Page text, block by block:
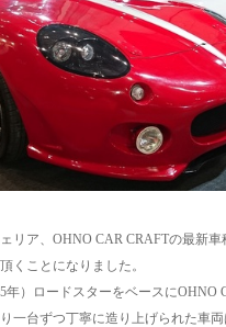
リア、OHNO CAR CRAFTの最新
くことになりました。
年）ロードスターをベースにOHNO
一台ずつ丁寧に造り上げられた車